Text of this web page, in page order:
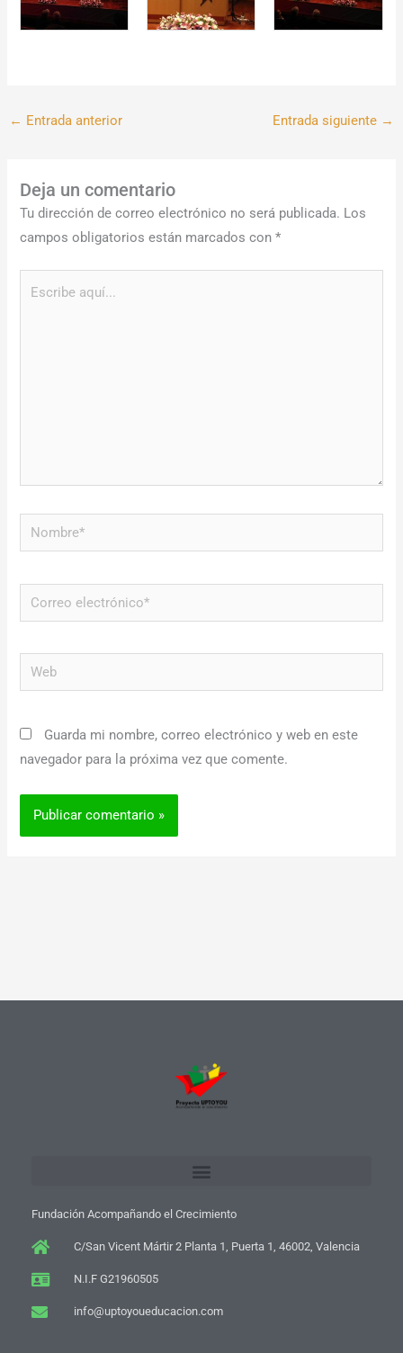
← Entrada anterior Entrada siguiente →
Deja un comentario
Tu dirección de correo electrónico no será publicada. Los
campos obligatorios están marcados con*
Nombre*
Correo
electrónico*
Web
Guarda mi nombre, correo electrónico y web en este
navegador para la próxima vez que comente.
Fundación Acompañando el Crecimiento
C/San Vicent Mártir 2 Planta 1, Puerta 1, 46002, Valencia
N.I.F G21960505
info@uptoyoueducacion.com